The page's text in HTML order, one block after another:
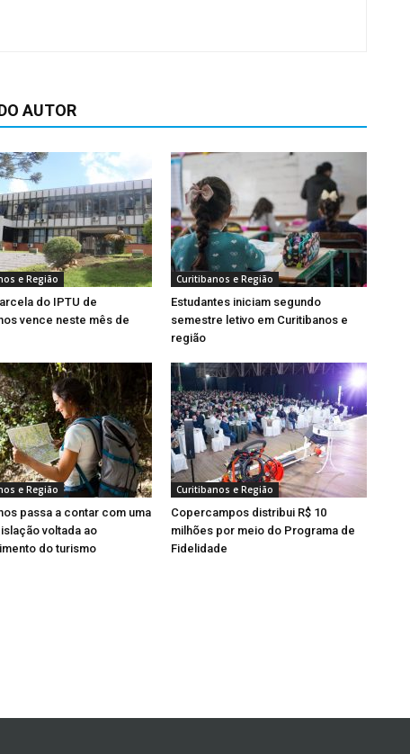
AUTOR
e Região
do IPTU de
vence neste mês de
Curitibanos e Região
Estudantes iniciam segundo
semestre letivo em Curitibanos e
região
e Região
passa a contar com uma
voltada ao
do turismo
Curitibanos e Região
Copercampos distribui R$ 10
milhões por meio do Programa de
Fidelidade